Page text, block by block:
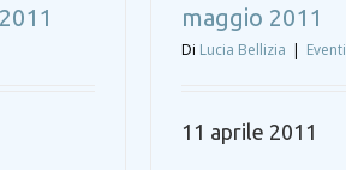
maggio 2011
Di Lucia Bellizia | Eventi
11 aprile 2011